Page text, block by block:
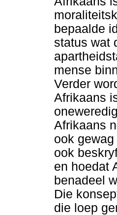
bepaalde
status wat
mense
Verder
Afrikaans
Afrikaans
ook
ook
en hoedat
benadeel
Die
die loep